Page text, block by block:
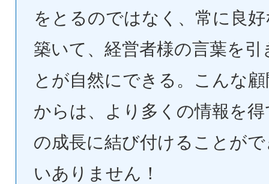
をとるのではなく、常に良
築いて、経営者様の言葉を引
とが自然にできる。こんな
からは、より多くの情報を
の成長に結び付けることが
いありません！